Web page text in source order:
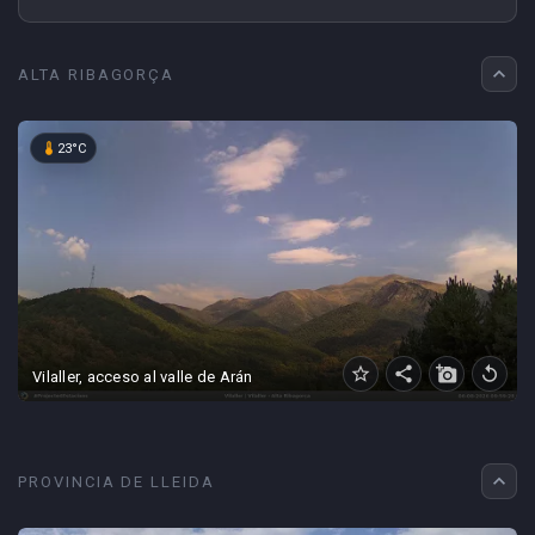
ALTA RIBAGORÇA expand_less
star_border share add_a_photo replay
device_thermostat 23°C
Vilaller, acceso al valle de Arán
PROVINCIA DE LLEIDA expand_less